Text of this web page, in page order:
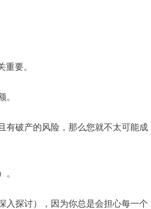
要。
有破产的风险，那么您就不太可能成
入探讨），因为你总是会担心每一个